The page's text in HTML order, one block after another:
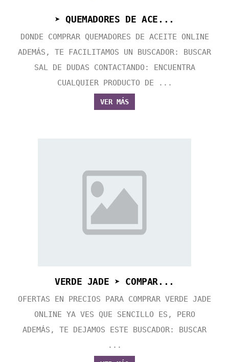
➤ QUEMADORES DE ACE...
DONDE COMPRAR QUEMADORES DE ACEITE ONLINE
ADEMÁS, TE FACILITAMOS UN BUSCADOR: BUSCAR
SAL DE DUDAS CONTACTANDO: ENCUENTRA
CUALQUIER PRODUCTO DE ...
VER MÁS
VERDE JADE ➤ COMPAR...
OFERTAS EN PRECIOS PARA COMPRAR VERDE JADE
ONLINE YA VES QUE SENCILLO ES, PERO
ADEMÁS, TE DEJAMOS ESTE BUSCADOR: BUSCAR
...